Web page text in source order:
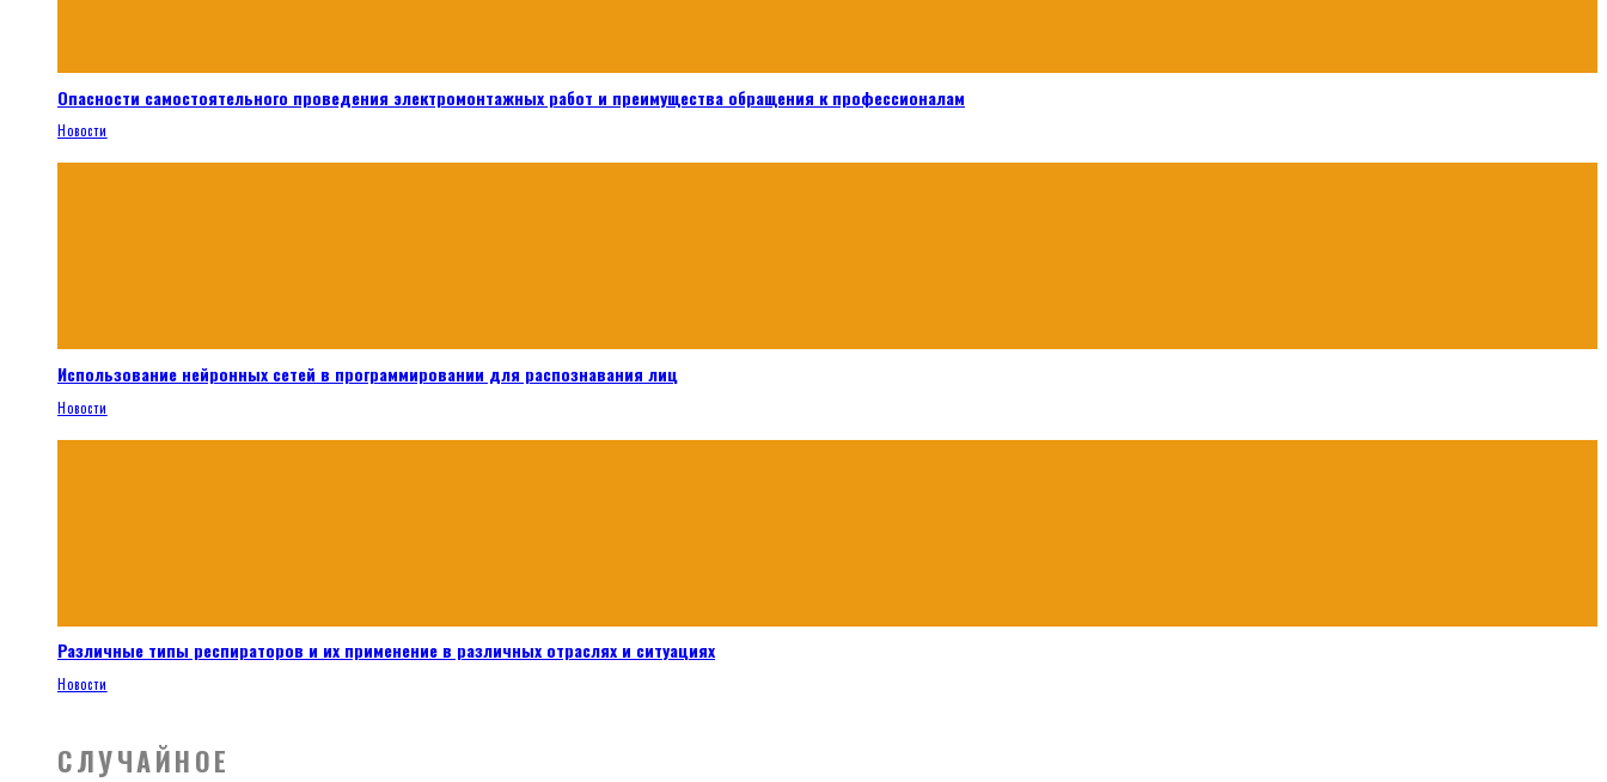
Опасности самостоятельного проведения электромонтажных работ и преимущества обращения к профессионалам
Новости
Использование нейронных сетей в программировании для распознавания лиц
Новости
Различные типы респираторов и их применение в различных отраслях и ситуациях
Новости
СЛУЧАЙНОЕ